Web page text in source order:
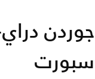
جوردن
سبورت